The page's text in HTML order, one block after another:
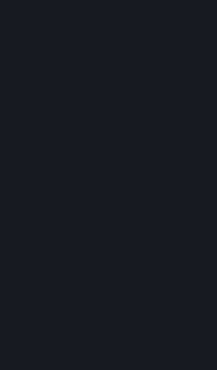
Ми створили Steam
Index, щоб ігровий